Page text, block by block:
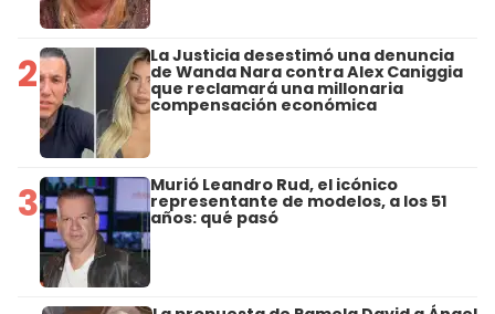
2 La Justicia desestimó una denuncia
de Wanda Nara contra Alex Caniggia
que reclamará una millonaria
compensación económica
3 Murió Leandro Rud, el icónico
representante de modelos, a los 51
años: qué pasó